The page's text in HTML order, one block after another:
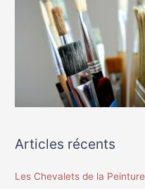
Articles récents
Les Chevalets de la